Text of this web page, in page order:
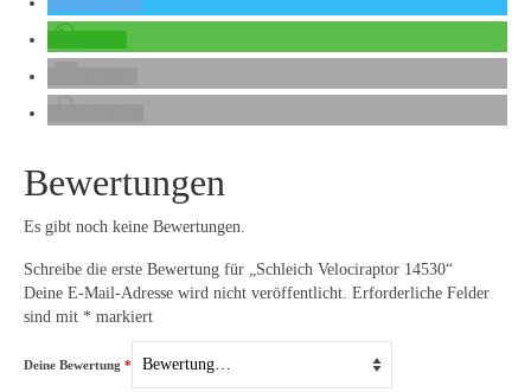
Bewertungen
Es gibt noch keine Bewertungen.
Schreibe die erste Bewertung für „Schleich Velociraptor 14530“
Deine E-Mail-Adresse wird nicht veröffentlicht. Erforderliche Felder
sind mit * markiert
Deine Bewertung *